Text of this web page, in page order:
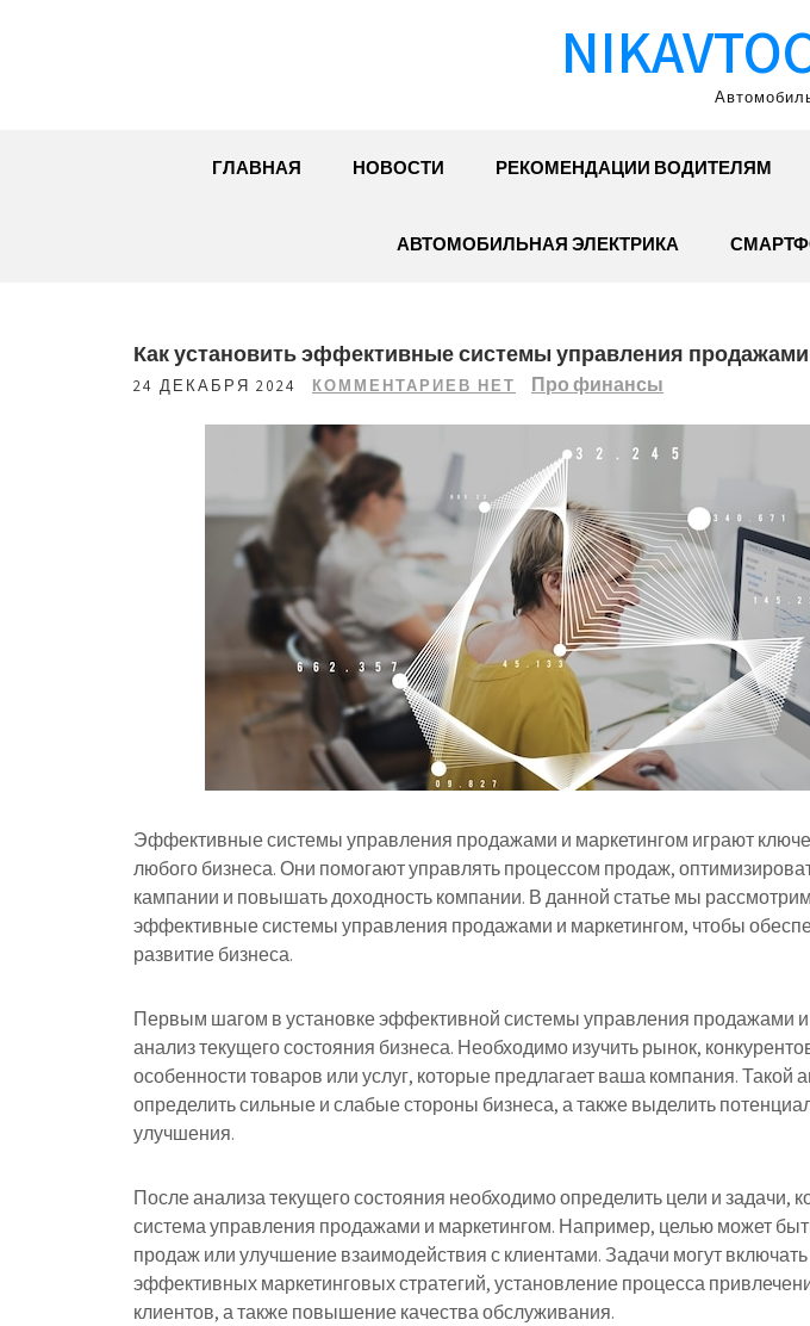
ГЛАВНАЯ НОВОСТИ РЕКОМЕНДАЦИИ ВОДИТЕЛЯМ
АВТОМОБИЛЬНАЯ ЭЛЕКТРИКА
Как установить эффективные системы управления
24 ДЕКАБРЯ 2024 КОММЕНТАРИЕВ НЕТ Про финансы
Эффективные системы управления продажами и маркетингом играют
любого бизнеса. Они помогают управлять процессом продаж,
кампании и повышать доходность компании. В данной статье мы
эффективные системы управления продажами и маркетингом, чтобы
развитие бизнеса.
Первым шагом в установке эффективной системы управления продажами и
анализ текущего состояния бизнеса. Необходимо изучить рынок,
особенности товаров или услуг, которые предлагает ваша компания. Такой
определить сильные и слабые стороны бизнеса, а также выделить
улучшения.
После анализа текущего состояния необходимо определить цели и задачи,
система управления продажами и маркетингом. Например, целью может
продаж или улучшение взаимодействия с клиентами. Задачи могут включать
эффективных маркетинговых стратегий, установление процесса
клиентов, а также повышение качества обслуживания.